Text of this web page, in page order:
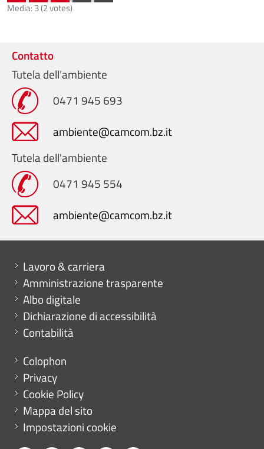
Media:3(2votes)
Contatto
Tutela dell’ambiente
0471 945 693
ambiente@camcom.bz.it
Tutela dell'ambiente
0471 945 554
ambiente@camcom.bz.it
Mini menu di servizio
Lavoro & carriera
Amministrazione trasparente
Albo digitale
Dichiarazione di accessibilità
Contabilità
Menu footer
Colophon
Privacy
Cookie Policy
Mappa del sito
Impostazioni cookie